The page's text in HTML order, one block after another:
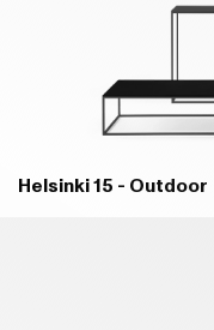
Helsinki 15 - Outdoor